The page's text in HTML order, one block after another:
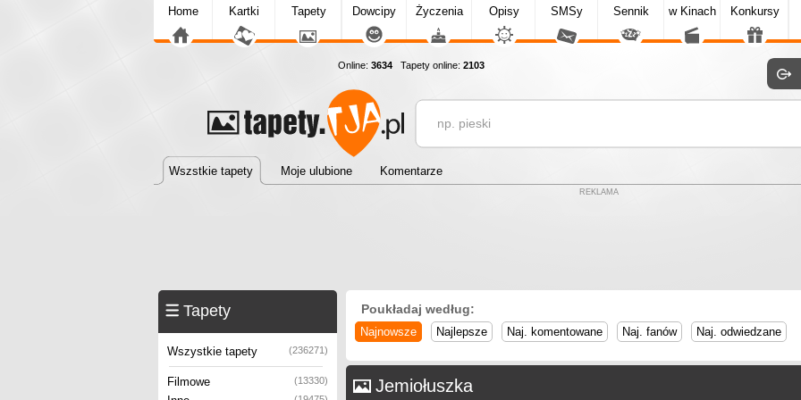
Home Kartki Tapety Dowcipy Życzenia Opisy SMSy Sennik w Kinach Konkursy
Online: 3634 Tapety online: 2103
Wszstkie tapety Moje ulubione Komentarze
REKLAMA
Tapety
Wszystkie tapety (236271)
Filmowe (13330)
Poukładaj według:
Najnowsze Najlepsze Naj. komentowane Naj. fanów Naj. odwiedzane
Jemiołuszka